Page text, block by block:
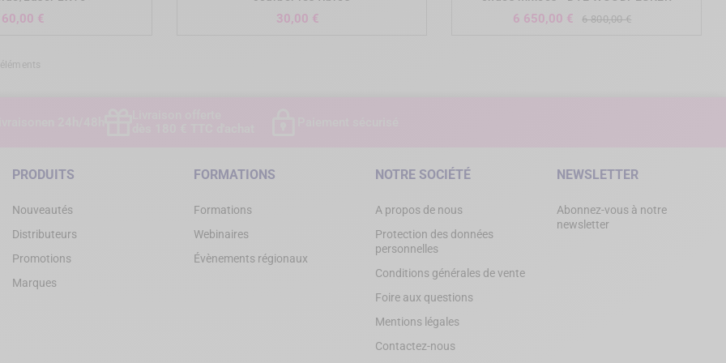
60,00 € 30,00 € 6 650,00 € 6 800,00 €
PRODUITS
Nouveautés
Distributeurs
Promotions
Marques
FORMATIONS
Formations
Webinaires
Évènements régionaux
NOTRE SOCIÉTÉ
A propos de nous
Protection des données
personnelles
Conditions générales de vente
Foire aux questions
Mentions légales
Contactez-nous
NEWSLETTER
Abonnez-vous à notre
newsletter